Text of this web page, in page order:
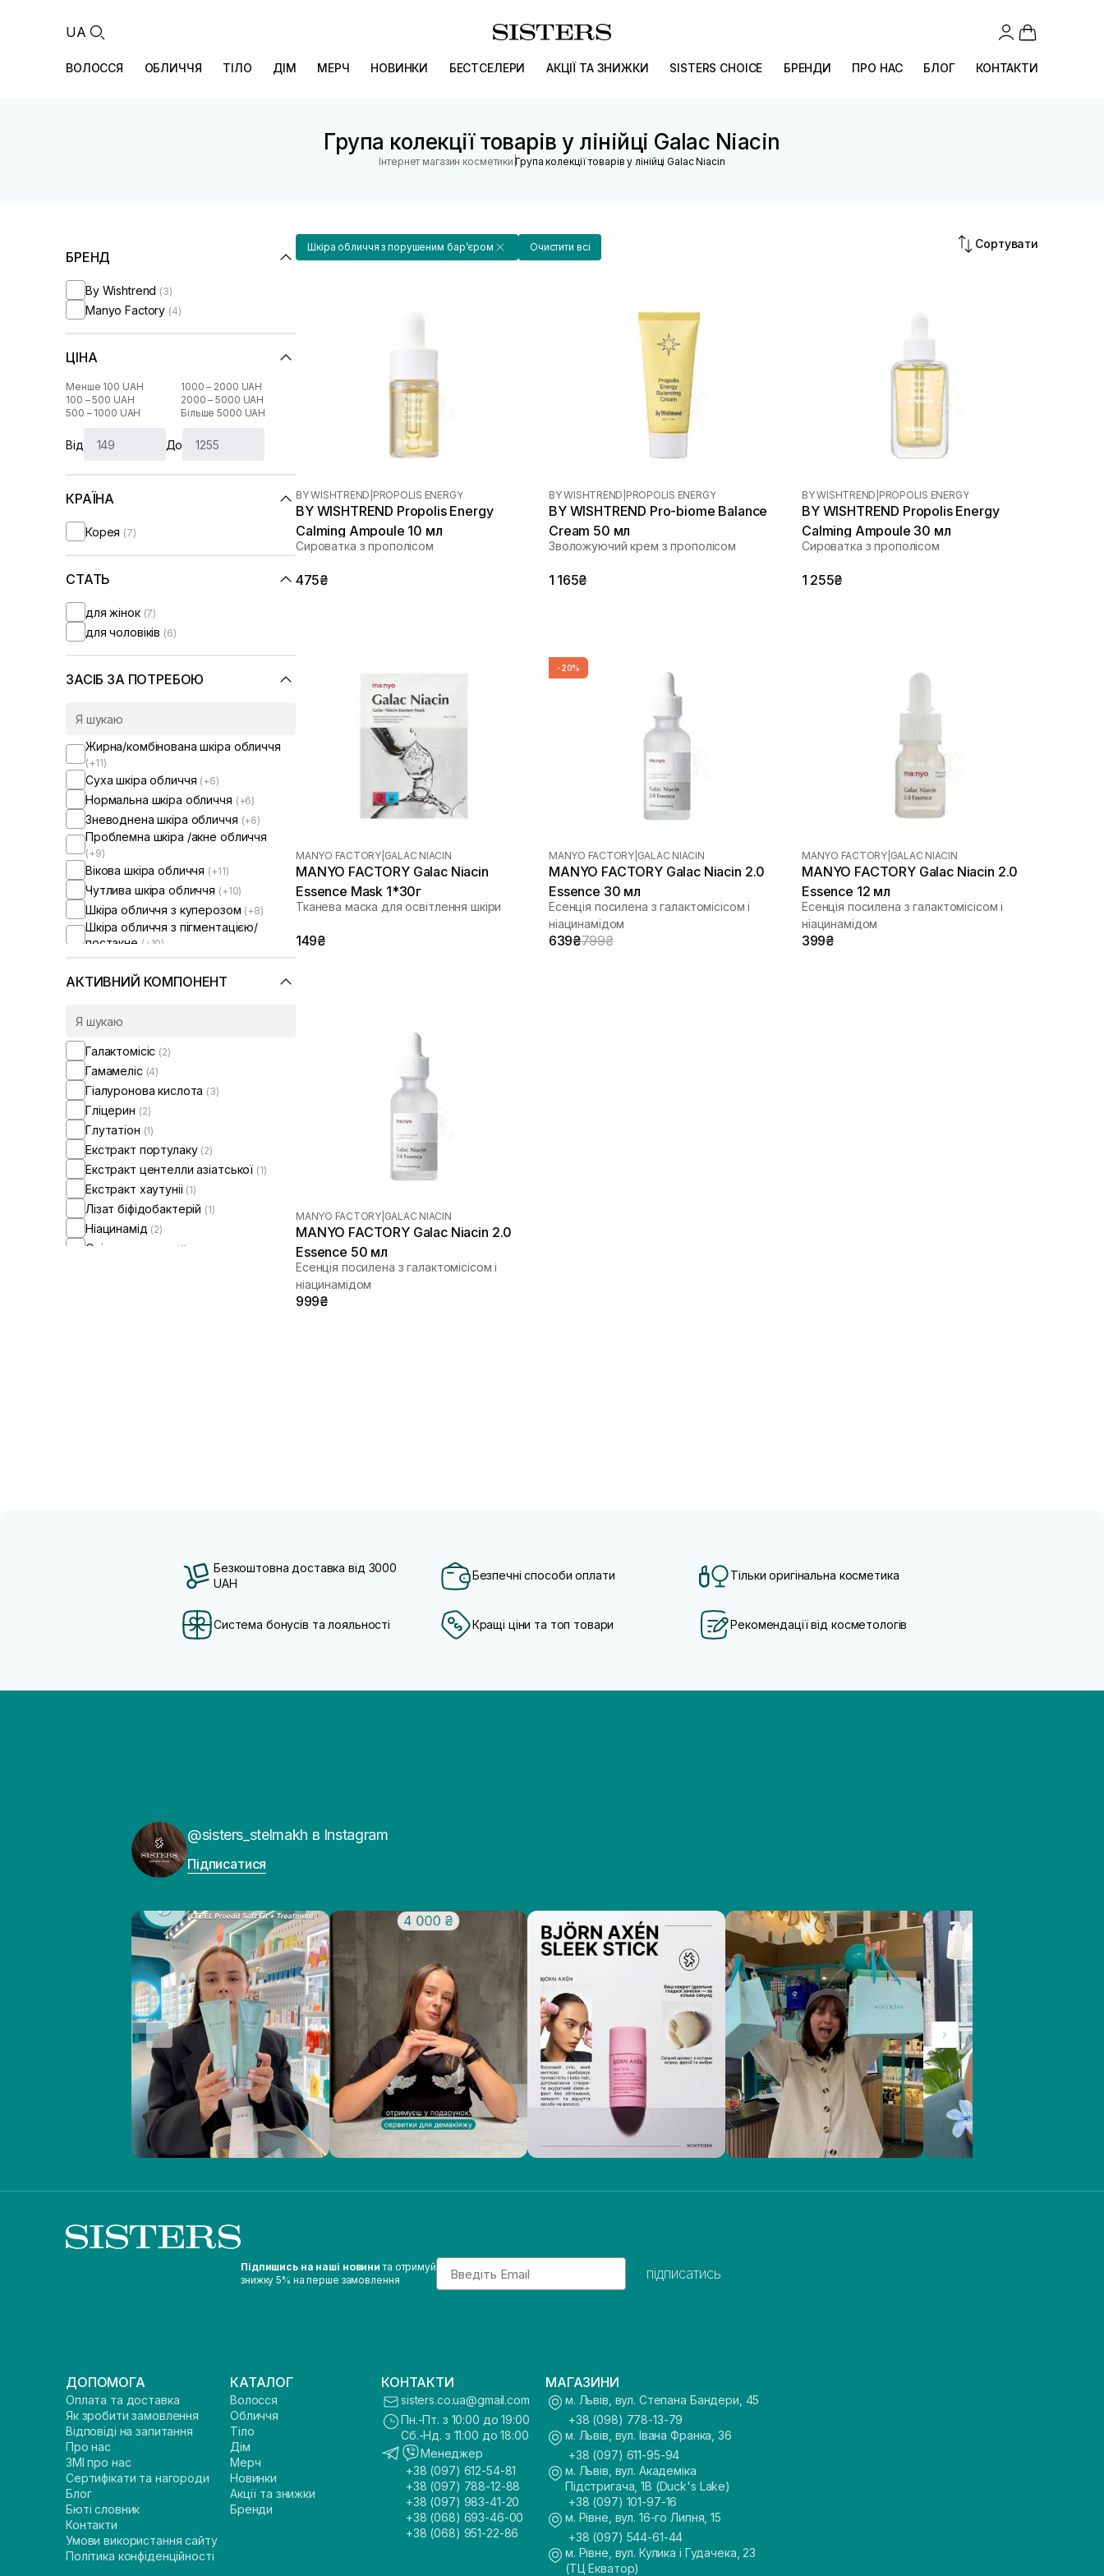
UA
ВОЛОССЯ ОБЛИЧЧЯ ТІЛО ДІМ МЕРЧ НОВИНКИ БЕСТСЕЛЕРИ АКЦІЇ ТА ЗНИЖКИ SISTERS CHOICE БРЕНДИ ПРО НАС БЛОГ КОНТАКТИ
Група колекції товарів у лінійці Galac Niacin
Інтернет магазин косметики |Група колекції товарів у лінійці Galac Niacin
БРЕНД
By Wishtrend (3)
Manyo Factory (4)
ЦІНА
Менше 100 UAH
100 – 500 UAH
500 – 1000 UAH
1000 – 2000 UAH
2000 – 5000 UAH
Більше 5000 UAH
Від До
КРАЇНА
Корея (7)
СТАТЬ
для жінок (7)
для чоловіків (6)
ЗАСІБ ЗА ПОТРЕБОЮ
Жирна/комбінована шкіра обличчя
(+11)
Суха шкіра обличчя (+6)
Нормальна шкіра обличчя (+6)
Зневоднена шкіра обличчя (+6)
Проблемна шкіра /акне обличчя
(+9)
Вікова шкіра обличчя (+11)
Чутлива шкіра обличчя (+10)
Шкіра обличчя з куперозом (+8)
Шкіра обличчя з пігментацією/
постакне (+10)
Шкіра обличчя з розширеними
порами(+8)
Шкіра обличчя з порушеним
Шкіра обличчя з порушеним
Сироватки від постакне
АКТИВНИЙ КОМПОНЕНТ
Галактомісіс (2)
Гамамеліс (4)
Гіалуронова кислота (3)
Гліцерин (2)
Глутатіон (1)
Екстракт портулаку (2)
Екстракт центелли азіатської (1)
Екстракт хаутуніі (1)
Лізат біфідобактерій (1)
Ніацинамід (2)
Олія соняшнику (1)
Шкіра обличчя з порушеним барʼєром Очистити всі Сортувати
BY WISHTREND PROPOLIS ENERGY
BY WISHTREND Propolis Energy
Calming Ampoule 10 мл
Сироватка з прополісом
475₴
BY WISHTREND PROPOLIS ENERGY
BY WISHTREND Pro-biome Balance
Cream 50 мл
Зволожуючий крем з прополісом
1 165₴
BY WISHTREND PROPOLIS ENERGY
BY WISHTREND Propolis Energy
Calming Ampoule 30 мл
Сироватка з прополісом
1 255₴
MANYO FACTORY| GALAC NIACIN
MANYO FACTORY Galac Niacin
Essence Mask 1*30г
Тканева маска для освітлення шкіри
149₴
-20%
MANYO FACTORY| GALAC NIACIN
MANYO FACTORY Galac Niacin 2.0
Essence 30 мл
Есенція посилена з галактомісісом і
ніацинамідом
639₴799₴
MANYO FACTORY| GALAC NIACIN
MANYO FACTORY Galac Niacin 2.0
Essence 12 мл
Есенція посилена з галактомісісом і
ніацинамідом
399₴
MANYO FACTORY| GALAC NIACIN
MANYO FACTORY Galac Niacin 2.0
Essence 50 мл
Есенція посилена з галактомісісом і
ніацинамідом
999₴
Безкоштовна доставка від 3000
UAH
Безпечні способи оплати Тільки оригінальна косметика
Система бонусів та лояльності Кращі ціни та топ товари Рекомендації від косметологів
@sisters_stelmakh в Instagram
Підписатися
Підпишись на наші новини та отримуй
знижку 5% на перше замовлення
Email
підписатись
ДОПОМОГА
Оплата та доставка
Як зробити замовлення
Відповіді на запитання
Про нас
ЗМІ про нас
Сертифікати та нагороди
Блог
Бюті словник
Контакти
Умови використання сайту
Політика конфіденційності
КАТАЛОГ
Волосся
Обличчя
Тіло
Дім
Мерч
Новинки
Акції та знижки
Бренди
КОНТАКТИ
sisters.co.ua@gmail.com
Пн.-Пт. з 10:00 до 19:00
Сб.-Нд. з 11:00 до 18:00
Менеджер
+38 (097) 612-54-81
+38 (097) 788-12-88
+38 (097) 983-41-20
+38 (068) 693-46-00
+38 (068) 951-22-86
МАГАЗИНИ
м. Львів, вул. Степана Бандери, 45
+38 (098) 778-13-79
м. Львів, вул. Івана Франка, 36
+38 (097) 611-95-94
м. Львів, вул. Академіка
Підстригача, 1В (Duck's Lake)
+38 (097) 101-97-16
м. Рівне, вул. 16-го Липня, 15
+38 (097) 544-61-44
м. Рівне, вул. Кулика і Гудачека, 23
(ТЦ Екватор)